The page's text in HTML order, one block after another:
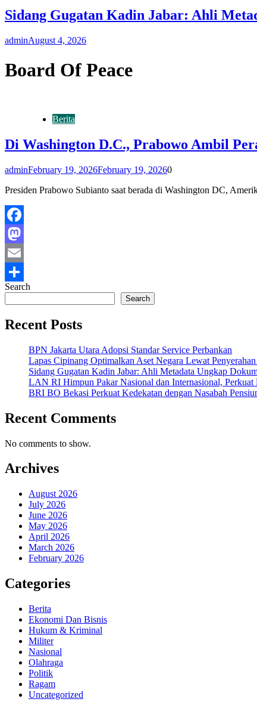
Sidang Gugatan Kadin Jabar: Ahli
adminAugust 4, 2026
Board Of Peace
Berita
Di Washington D.C., Prabowo Ambil
adminFebruary 19, 2026February 19, 20260
Presiden Prabowo Subianto saat berada di Washington DC,
Facebook
Mastodon
Email
Share
Search
Search
Recent Posts
BPN Jakarta Utara Adopsi Standar Service Perbankan
Lapas Cipinang Optimalkan Aset Negara Lewat
Sidang Gugatan Kadin Jabar: Ahli Metadata Ungkap
LAN RI Himpun Pakar Nasional dan Internasional,
BRI BO Bekasi Perkuat Kedekatan dengan Nasabah
Recent Comments
No comments to show.
Archives
August 2026
July 2026
June 2026
May 2026
April 2026
March 2026
February 2026
Categories
Berita
Ekonomi Dan Bisnis
Hukum & Kriminal
Militer
Nasional
Olahraga
Politik
Ragam
Uncategorized